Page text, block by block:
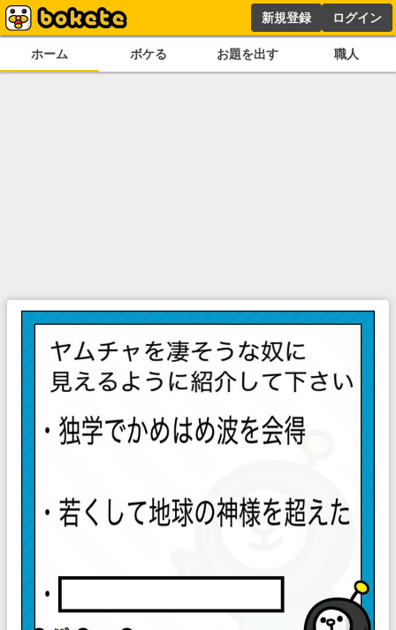
新規登録 ログイン
ホーム ボケる お題を出す 職人